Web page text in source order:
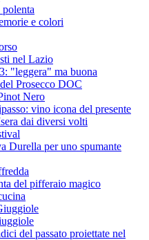
e colori
nel Lazio
"leggera" ma buona
Prosecco DOC
Nero
vino icona del presente
dai diversi volti
Durella per uno spumante
del pifferaio magico
del passato proiettate nel